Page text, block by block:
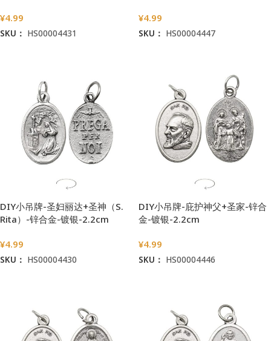
¥4.99
SKU： HS00004431
¥4.99
SKU： HS00004447
DIY小吊牌-圣妇丽达+圣神（S.
Rita）-锌合金-镀银-2.2cm
¥4.99
SKU： HS00004430
DIY小吊牌-庇护神父+圣家-锌合
金-镀银-2.2cm
¥4.99
SKU： HS00004446